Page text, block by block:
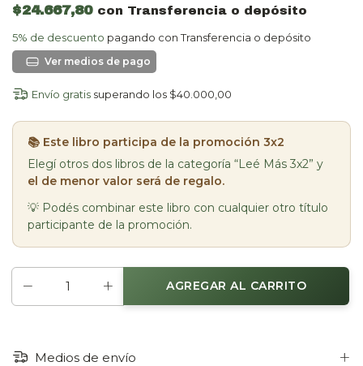
$24.667,80 con Transferencia o depósito
5% de descuento pagando con Transferencia o depósito
Ver más detalles
Envío gratis superando los $40.000,00
📚 Este libro participa de la promoción 3x2
Elegí otros dos libros de la categoría “Leé Más 3x2” y
el de menor valor será de regalo.
💡 Podés combinar este libro con cualquier otro título
participante de la promoción.
Medios de envío